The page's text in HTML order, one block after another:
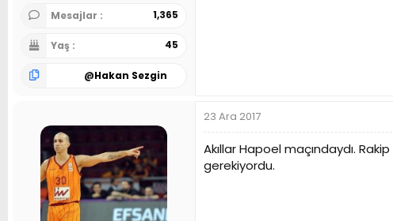
Mesajlar 1,365
Yaş 45
@Hakan Sezgin
23 Ara 2017
Akıllar Hapoel maçındaydı.
gerekiyordu.